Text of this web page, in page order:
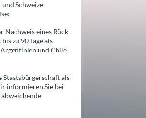
Schweizer
Nachweis eines Rück-
zu 90 Tage als
und Chile
Staatsbürgerschaft als
informieren Sie bei